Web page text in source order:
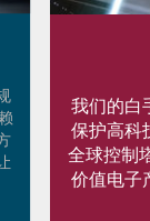
我们的白
保护高科
全球控制
价值电子